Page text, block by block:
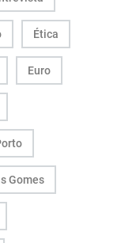
Ética
Euro
Gomes